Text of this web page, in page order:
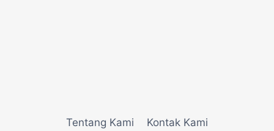
Tentang Kami Kontak Kami